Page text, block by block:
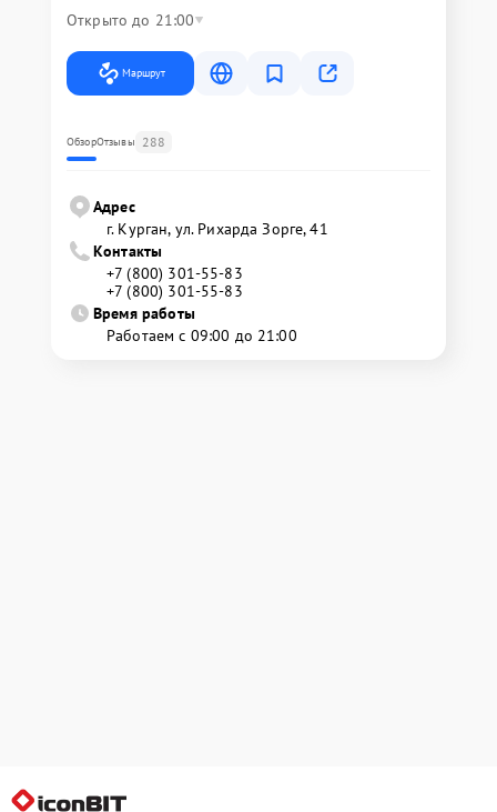
Открыто до 21:00
Маршрут
ОбзорОтзывы 288
Адрес
г. Курган, ул. Рихарда Зорге, 41
Контакты
+7 (800) 301-55-83
+7 (800) 301-55-83
Время работы
Работаем с 09:00 до 21:00